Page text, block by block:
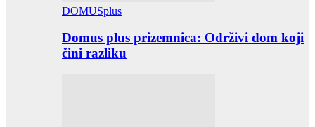
DOMUSplus
Domus plus prizemnica: Održivi dom koji
čini razliku